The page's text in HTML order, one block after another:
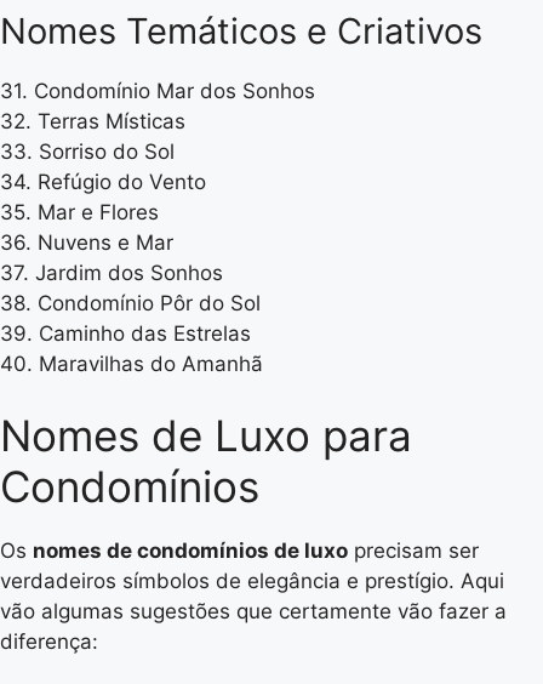
Nomes Temáticos e Criativos
31. Condomínio Mar dos Sonhos
32. Terras Místicas
33. Sorriso do Sol
34. Refúgio do Vento
35. Mar e Flores
36. Nuvens e Mar
37. Jardim dos Sonhos
38. Condomínio Pôr do Sol
39. Caminho das Estrelas
40. Maravilhas do Amanhã
Nomes de Luxo para
Condomínios
Os nomes de condomínios de luxo precisam ser
verdadeiros símbolos de elegância e prestígio. Aqui
vão algumas sugestões que certamente vão fazer a
diferença: